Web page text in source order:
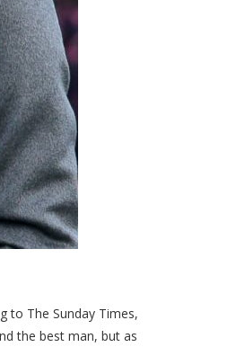
to The Sunday Times,
the best man, but as